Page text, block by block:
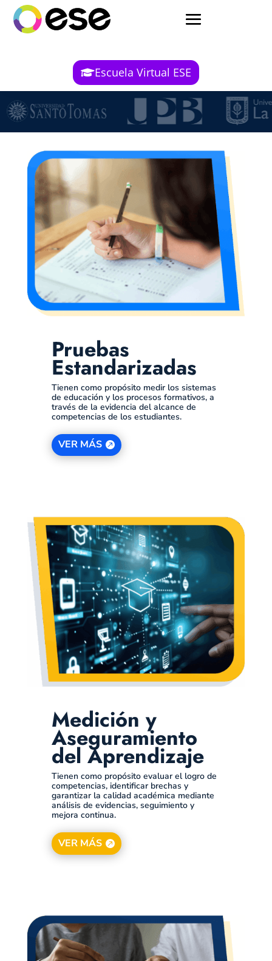
Escuela Virtual ESE
Pruebas
Estandarizadas
Tienen como propósito medir los sistemas
de educación y los procesos formativos, a
través de la evidencia del alcance de
competencias de los estudiantes.
VER MÁS
Medición y
Aseguramiento
del Aprendizaje
Tienen como propósito evaluar el logro de
competencias, identificar brechas y
garantizar la calidad académica mediante
análisis de evidencias, seguimiento y
mejora continua.
VER MÁS